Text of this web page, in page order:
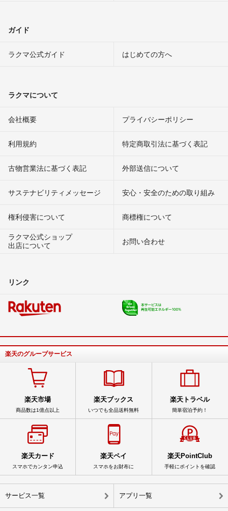
ガイド
ラクマ公式ガイド はじめての方へ
ラクマについて
会社概要 プライバシーポリシー
利用規約 特定商取引法に基づく表記
古物営業法に基づく表記 外部送信について
サステナビリティメッセージ 安心・安全のための取り組み
権利侵害について
商標権について
ラクマ公式ショップ
出店について
お問い合わせ
リンク
楽天のグループサービス
楽天市場
商品数は1億点以上
楽天ブックス
いつでも全品送料無料
楽天トラベル
簡単宿泊予約！
楽天カード
スマホでカンタン申込
楽天ペイ
スマホをお財布に
楽天PointClub
手軽にポイントを確認
サービス一覧 アプリ一覧